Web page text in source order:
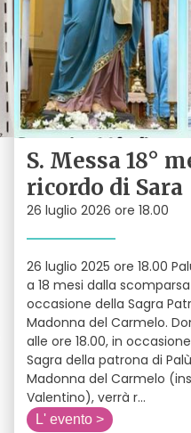
S. Messa 18°
ricordo di Sara
26 luglio 2026 ore 18.00
26 luglio 2025 ore 18.00
a 18 mesi dalla
occasione della Sagra
Madonna del Carmelo.
alle ore 18.00, in
Sagra della patrona di
Madonna del Carmelo
Valentino), verrà r...
L' evento >